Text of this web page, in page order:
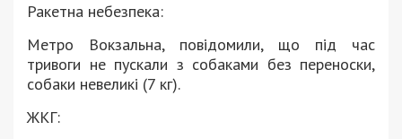
Ракетна небезпека:
Метро Вокзальна, повідомили, що під час
тривоги не пускали з собаками без переноски,
собаки невеликі (7 кг).
ЖКГ: